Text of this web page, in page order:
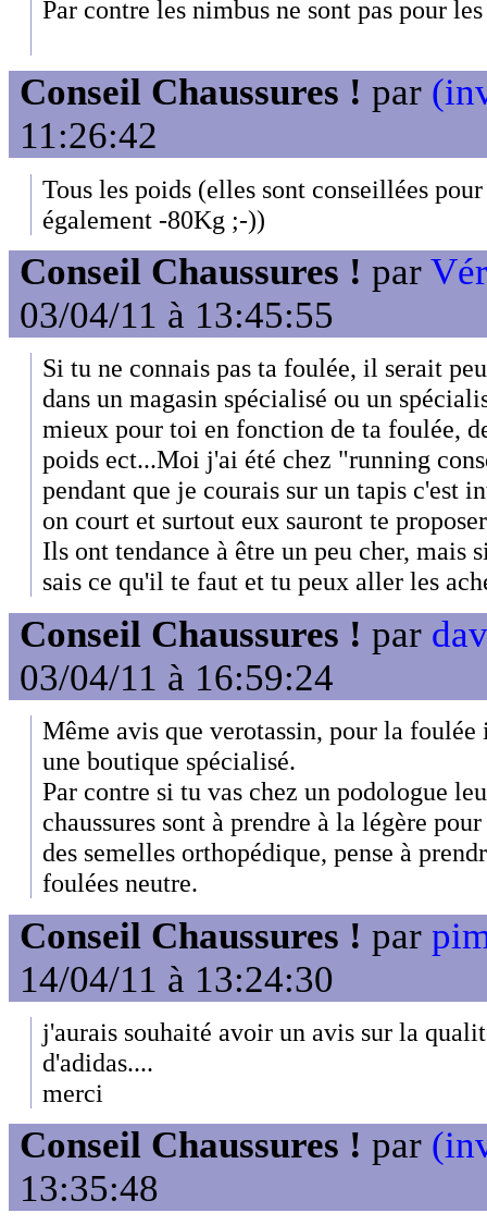
Par contre les nimbus ne sont pas pour
Conseil Chaussures ! par
11:26:42
Tous les poids (elles sont conseillées
également -80Kg ;-))
Conseil Chaussures ! par
03/04/11 à 13:45:55
Si tu ne connais pas ta foulée, il serait
dans un magasin spécialisé ou un
mieux pour toi en fonction de ta foulée,
poids ect...Moi j'ai été chez "running
pendant que je courais sur un tapis c'est
on court et surtout eux sauront te
Ils ont tendance à être un peu cher, mais
sais ce qu'il te faut et tu peux aller les
Conseil Chaussures ! par
03/04/11 à 16:59:24
Même avis que verotassin, pour la
une boutique spécialisé.
Par contre si tu vas chez un podologue
chaussures sont à prendre à la légère
des semelles orthopédique, pense à
foulées neutre.
Conseil Chaussures ! par
14/04/11 à 13:24:30
j'aurais souhaité avoir un avis sur la
d'adidas....
merci
Conseil Chaussures ! par
13:35:48